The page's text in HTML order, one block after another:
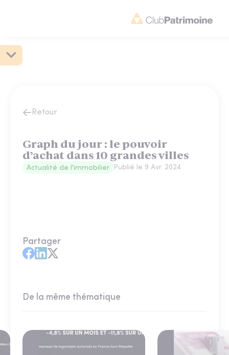
Retour
Graph du jour : le pouvoir
d’achat dans 10 grandes villes
Actualité de l'immobilier Publié le 9 Avr. 2024
Partager
De la même thématique